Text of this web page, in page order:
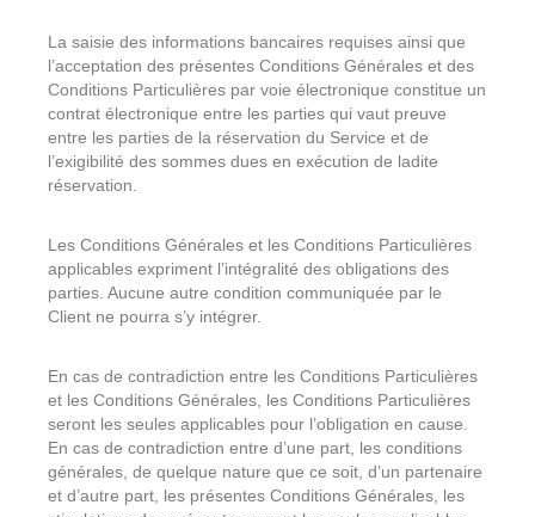
La saisie des informations bancaires requises ainsi que
l’acceptation des présentes Conditions Générales et des
Conditions Particulières par voie électronique constitue un
contrat électronique entre les parties qui vaut preuve
entre les parties de la réservation du Service et de
l’exigibilité des sommes dues en exécution de ladite
réservation.
Les Conditions Générales et les Conditions Particulières
applicables expriment l’intégralité des obligations des
parties. Aucune autre condition communiquée par le
Client ne pourra s’y intégrer.
En cas de contradiction entre les Conditions Particulières
et les Conditions Générales, les Conditions Particulières
seront les seules applicables pour l’obligation en cause.
En cas de contradiction entre d’une part, les conditions
générales, de quelque nature que ce soit, d’un partenaire
et d’autre part, les présentes Conditions Générales, les